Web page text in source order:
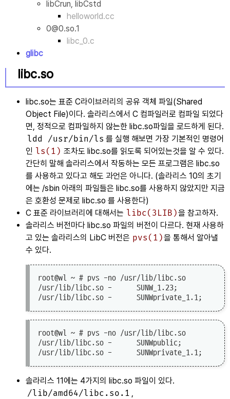
libCrun, libCstd
helloworld.cc
0@0.so.1
libc_0.c
glibc
libc.so
libc.so는 표준 C라이브러리의 공유 객체 파일(Shared
Object File)이다. 솔라리스에서 C 컴파일러로 컴파일 되었다
면, 정적으로 컴파일하지 않는한 libc.so파일을 로드하게 된다.
ldd /usr/bin/ls 를 실행 해보면 가장 기본적인 명령어
인 ls(1) 조차도 libc.so를 읽도록 되어있는것을 알 수 있다.
간단히 말해 솔라리스에서 작동하는 모든 프로그램은 libc.so
를 사용하고 있다고 해도 과언은 아니다. (솔라리스 10의 초기
에는 /sbin 아래의 파일들은 libc.so를 사용하지 않았지만 지금
은 호환성 문제로 libc.so 를 사용한다)
C 표준 라이브러리에 대해서는 libc(3LIB)을 참고하자.
솔라리스 버전마다 libc.so 파일의 버전이 다르다. 현재 사용하
고 있는 솔라리스의 LibC 버전은 pvs(1)을 통해서 알아낼
수 있다.
root@wl ~ # pvs -no /usr/lib/libc.so
/usr/lib/libc.so -      SUNW_1.23;
root@wl ~ # pvs -no /usr/lib/libc.so
/usr/lib/libc.so -      SUNWpublic;
솔라리스 11에는 4가지의 libc.so 파일이 있다.
/lib/amd64/libc.so.1 ,